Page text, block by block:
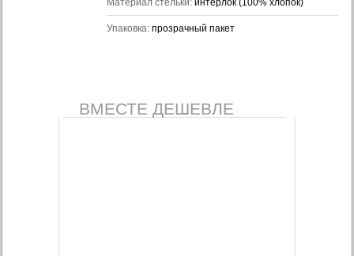
Материал стельки: интерлок (100% хлопок)
Упаковка: прозрачный пакет
ВМЕСТЕ ДЕШЕВЛЕ